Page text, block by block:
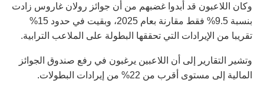
وكان اللاعبون قد أبدوا غضبهم من أن جوائز رولان غاروس زادت
بنسبة 9.5% فقط مقارنة بعام 2025، وبقيت في حدود 15%
تقريبا من الإيرادات التي تحققها البطولة على الملاعب الترابية.
وتشير التقارير إلى أن اللاعبين يرغبون في رفع صندوق الجوائز
المالية إلى مستوى أقرب من 22% من إيرادات البطولات.